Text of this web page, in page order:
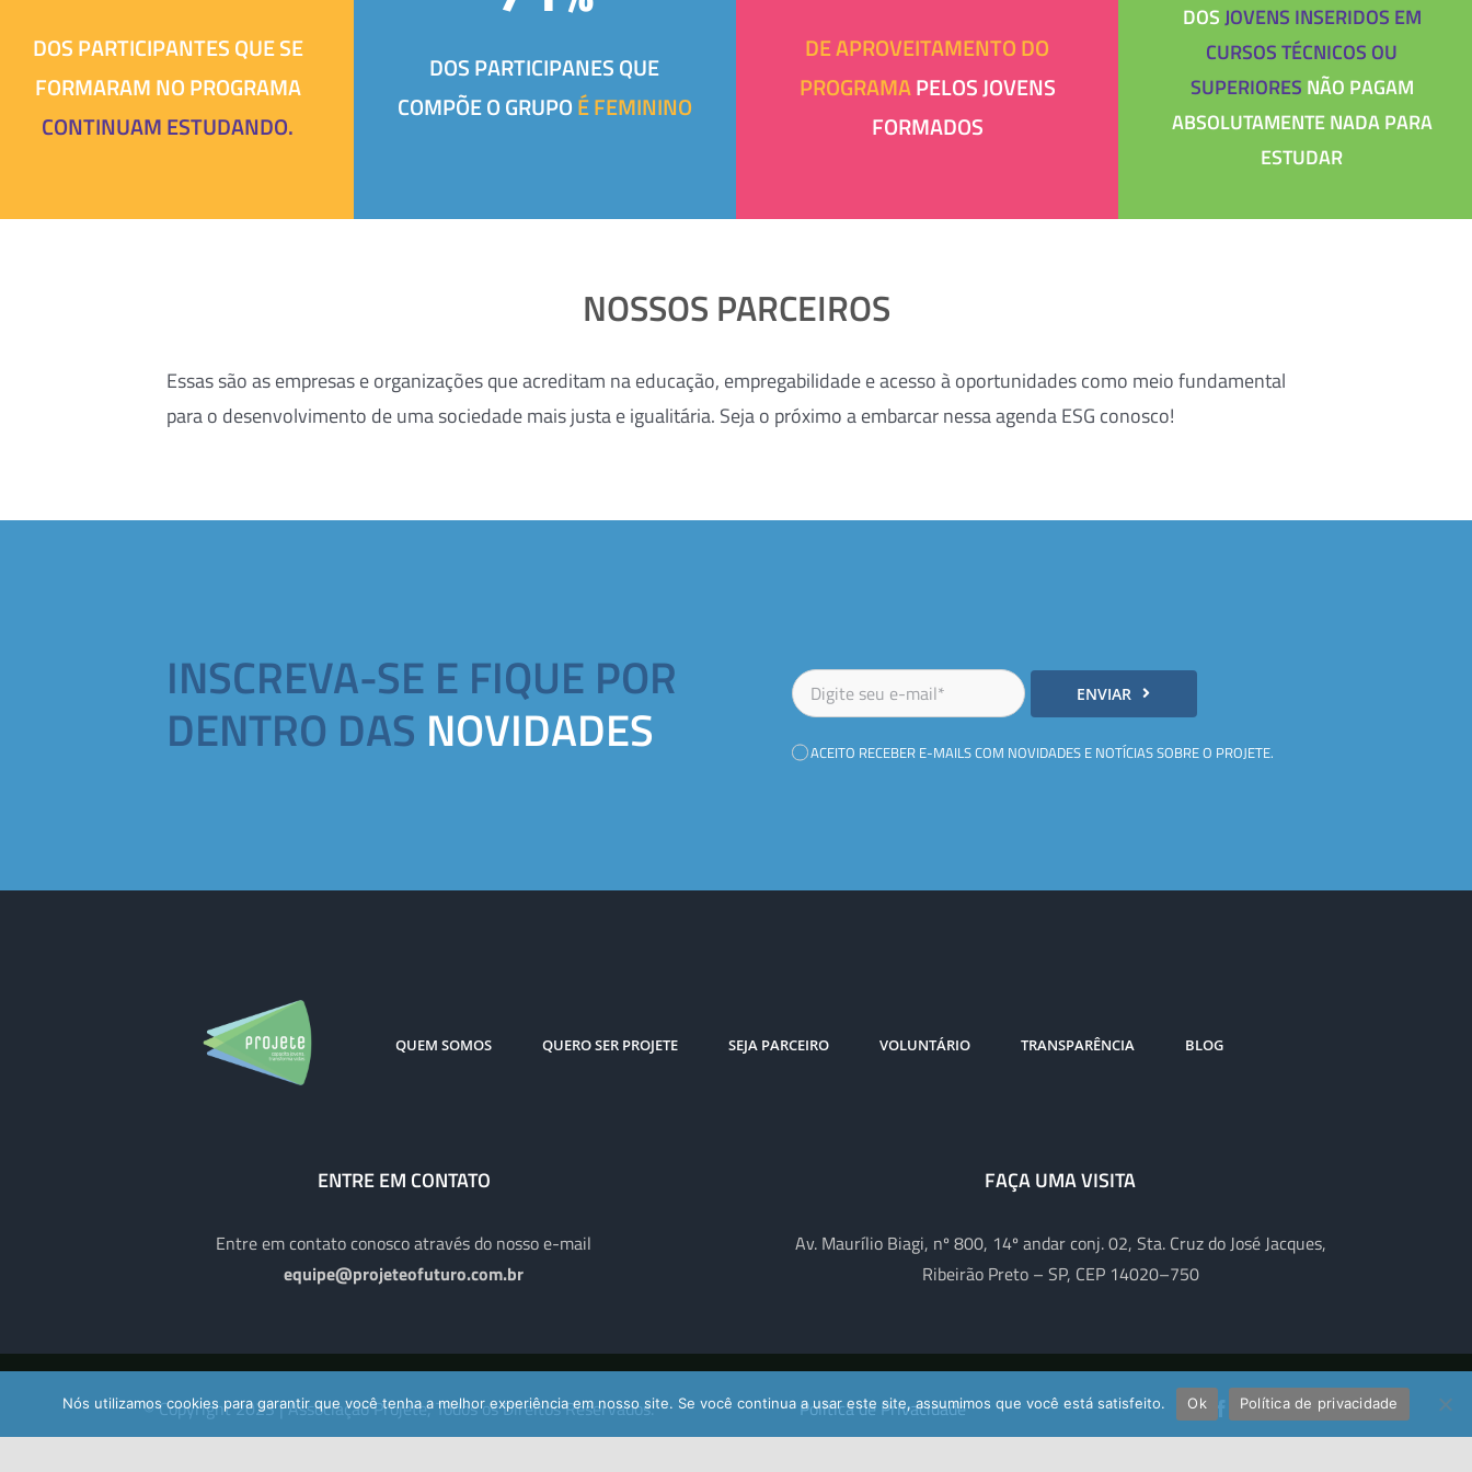
DOS PARTICIPANTES QUE SE
FORMARAM NO PROGRAMA
CONTINUAM ESTUDANDO.
DOS PARTICIPANES QUE
COMPÕE O GRUPOÉ FEMININO
DE APROVEITAMENTO DO
PROGRAMAPELOS JOVENS
FORMADOS
DOSJOVENS INSERIDOS EM
CURSOS TÉCNICOS OU
SUPERIORES NÃO PAGAM
ABSOLUTAMENTE NADA PARA
ESTUDAR
NOSSOS PARCEIROS
Essas são as empresas e organizações que acreditam na educação, empregabilidade e acesso à oportunidades como meio fundamental
para o desenvolvimento de uma sociedade mais justa e igualitária. Seja o próximo a embarcar nessa agenda ESG conosco!
INSCREVA-SE E FIQUE POR
DENTRO DAS NOVIDADES
ENVIAR
ACEITO RECEBER E-MAILS COM NOVIDADES E NOTÍCIAS SOBRE O PROJETE.
QUEM SOMOS QUERO SER PROJETE SEJA PARCEIRO VOLUNTÁRIO TRANSPARÊNCIA BLOG
ENTRE EM CONTATO
Entre em contato conosco através do nosso e-mail
equipe@projeteofuturo.com.br
FAÇA UMA VISITA
Av. Maurílio Biagi, nº 800, 14º andar conj. 02, Sta. Cruz do José Jacques,
Ribeirão Preto – SP, CEP 14020–750
© Copyright 2023 |Associação Projete, Todos os Direitos Reservados. Política de Privacidade
Nós utilizamos cookies para garantir que você tenha a melhor experiência em nosso site. Se você continua a usar este site, assumimos que você está satisfeito. Ok Política de privacidade